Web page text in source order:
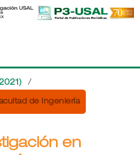
/
de Ingeniería
en